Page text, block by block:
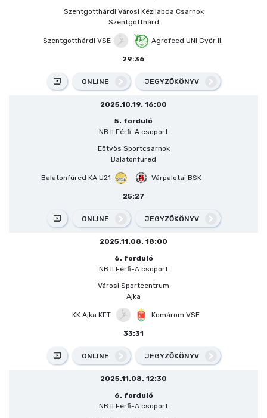
Szentgotthárdi Városi Kézilabda Csarnok
Szentgotthárd
Szentgotthárdi VSE Agrofeed UNI Győr II.
29:36
ONLINE JEGYZŐKÖNYV
2025.10.19. 16:00
5. forduló
NB II Férfi-A csoport
Eötvös Sportcsarnok
Balatonfüred
Balatonfüred KA U21 Várpalotai BSK
25:27
ONLINE JEGYZŐKÖNYV
2025.11.08. 18:00
6. forduló
NB II Férfi-A csoport
Városi Sportcentrum
Ajka
KK Ajka KFT Komárom VSE
33:31
ONLINE JEGYZŐKÖNYV
2025.11.08. 12:30
6. forduló
NB II Férfi-A csoport